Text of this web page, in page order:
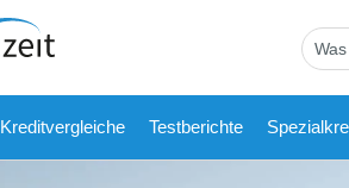
Kreditvergleiche Testberichte